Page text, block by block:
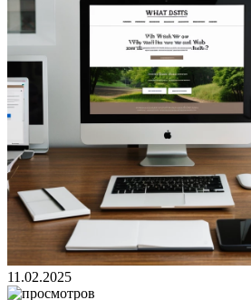
11.02.2025